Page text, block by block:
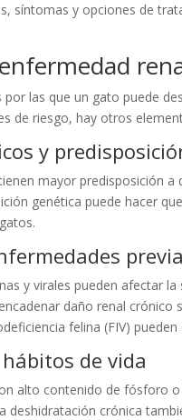
síntomas y opciones de
por las que un gato puede
de riesgo, hay otros
y
mayor predisposición
genética puede hacer
y virales pueden afectar
daño renal
felina (FIV)
de vida
alto contenido de fósforo
deshidratación crónica